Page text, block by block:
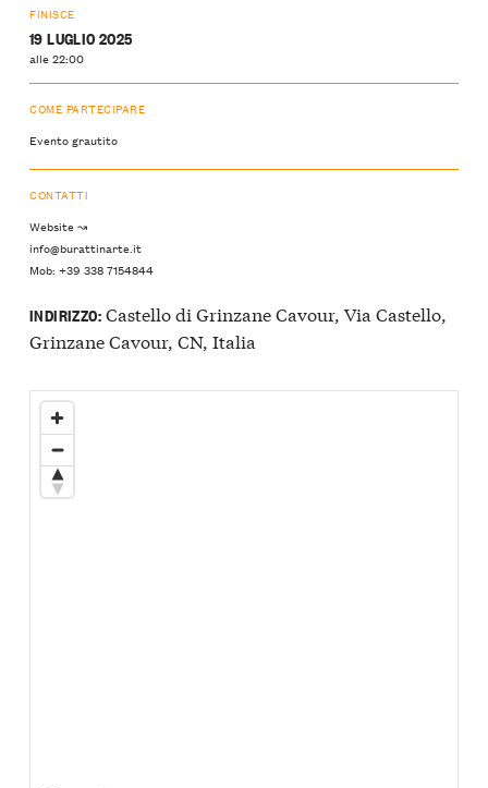
FINISCE
19 LUGLIO 2025
alle 22:00
COME PARTECIPARE
Evento grautito
CONTATTI
Website ↝
info@burattinarte.it
Mob: +39 338 7154844
INDIRIZZO:Castello di Grinzane Cavour, Via Castello,
Grinzane Cavour, CN, Italia